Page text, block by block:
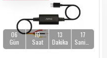
06
Gün
10
Saat
13
Dakika
17